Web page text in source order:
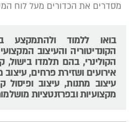
מסדרים את הכדורים מעל לוח
בואו ללמוד ולהתמקצע
הקונדיטוריה והעיצוב
הקולינרי, בהם תלמדו בישול,
אירועים ושזירת פרחים, עיצוב
עיצוב מתנות, עיצוב ופיסול
מקצועיות ובפרזנטציות מושלמות.